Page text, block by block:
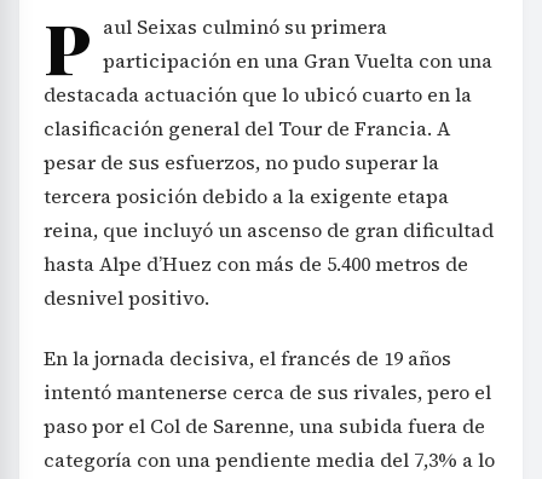
P aul Seixas culminó su primera
participación en una Gran Vuelta con una
destacada actuación que lo ubicó cuarto en la
clasificación general del Tour de Francia. A
pesar de sus esfuerzos, no pudo superar la
tercera posición debido a la exigente etapa
reina, que incluyó un ascenso de gran dificultad
hasta Alpe d’Huez con más de 5.400 metros de
desnivel positivo.
En la jornada decisiva, el francés de 19 años
intentó mantenerse cerca de sus rivales, pero el
paso por el Col de Sarenne, una subida fuera de
categoría con una pendiente media del 7,3% a lo